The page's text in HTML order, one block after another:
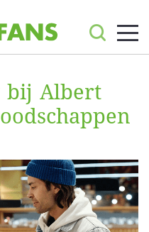
bij Albert